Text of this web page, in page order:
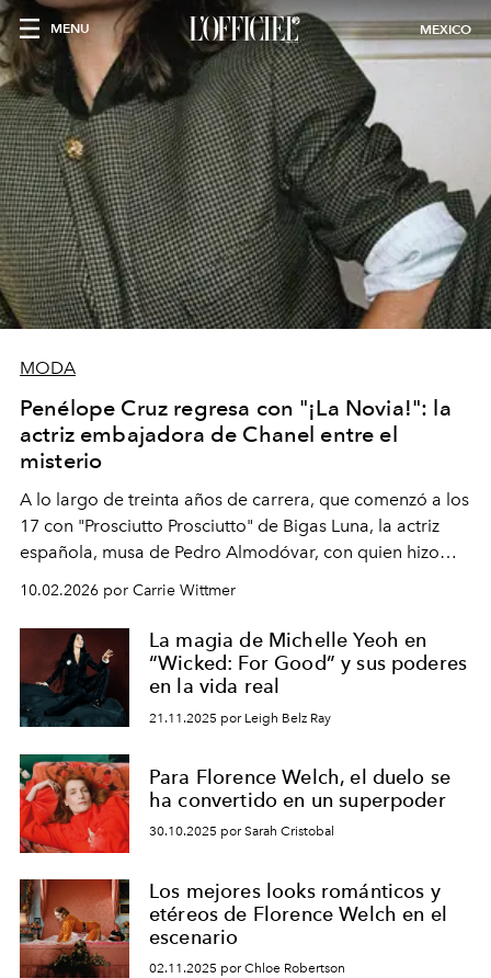
MENU MEXICO
MODA
Penélope Cruz regresa con "¡La Novia!": la
actriz embajadora de Chanel entre el
misterio
A lo largo de treinta años de carrera, que comenzó a los
17 con "Prosciutto Prosciutto" de Bigas Luna, la actriz
española, musa de Pedro Almodóvar, con quien hizo
Barcelona", ha dividido su tiempo entre Europa y
Estados Unidos. Su nueva película, "¡La novia!", está
dirigida por Maggie Gyllenhaal.
10.02.2026 por Carrie Wittmer
La magia de Michelle Yeoh en
“Wicked: For Good” y sus poderes
en la vida real
21.11.2025 por Leigh Belz Ray
Para Florence Welch, el duelo se
ha convertido en un superpoder
30.10.2025 por Sarah Cristobal
Los mejores looks románticos y
etéreos de Florence Welch en el
escenario
02.11.2025 por Chloe Robertson